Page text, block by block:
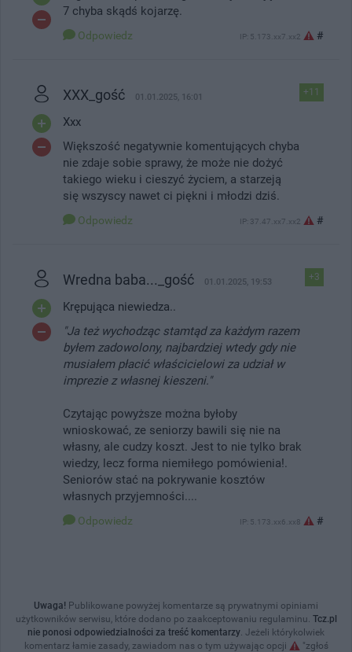
7 chyba skądś kojarzę.
Odpowiedz IP: 5.173.xx7.xx2 #
+11
XXX_gość 01.01.2025, 16:01
Xxx
Większość negatywnie komentujących chyba
nie zdaje sobie sprawy, że może nie dożyć
takiego wieku i cieszyć życiem, a starzeją
się wszyscy nawet ci piękni i młodzi dziś.
Odpowiedz IP: 37.47.xx7.xx2 #
+3
Wredna baba..._gość 01.01.2025, 19:53
Krępująca niewiedza..
"Ja też wychodząc stamtąd za każdym razem
byłem zadowolony, najbardziej wtedy gdy nie
musiałem płacić właścicielowi za udział w
imprezie z własnej kieszeni."
Czytając powyższe można byłoby
wnioskować, ze seniorzy bawili się nie na
własny, ale cudzy koszt. Jest to nie tylko brak
wiedzy, lecz forma niemiłego pomówienia!.
Seniorów stać na pokrywanie kosztów
własnych przyjemności....
Odpowiedz IP: 5.173.xx6.xx8 #
Uwaga! Publikowane powyżej komentarze są prywatnymi opiniami
użytkowników serwisu, które dodano po zaakceptowaniu regulaminu. Tcz.pl
nie ponosi odpowiedzialności za treść komentarzy. Jeżeli którykolwiek
komentarz łamie zasady, zawiadom nas o tym używając opcji
"zgłoś